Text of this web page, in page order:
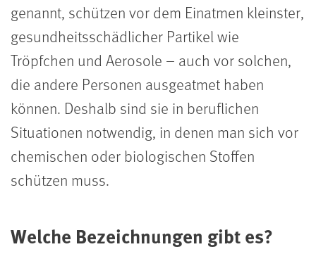
genannt, schützen vor dem Einatmen kleinster,
gesundheitsschädlicher Partikel wie
Tröpfchen und Aerosole – auch vor solchen,
die andere Personen ausgeatmet haben
können. Deshalb sind sie in beruflichen
Situationen notwendig, in denen man sich vor
chemischen oder biologischen Stoffen
schützen muss.
Welche Bezeichnungen gibt es?